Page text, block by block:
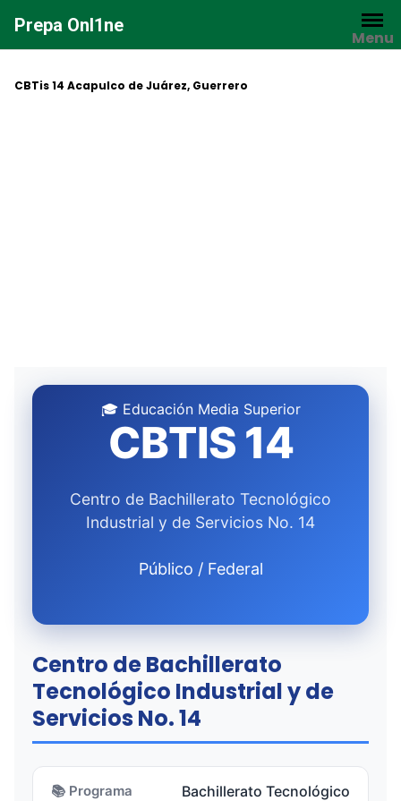
contenido
Prepa Onl1ne
Menu
CBTis 14 Acapulco de Juárez, Guerrero
🎓 Educación Media Superior
CBTIS 14
Centro de Bachillerato Tecnológico
Industrial y de Servicios No. 14
Público / Federal
Centro de Bachillerato
Tecnológico Industrial y de
Servicios No. 14
📚 Programa Bachillerato Tecnológico